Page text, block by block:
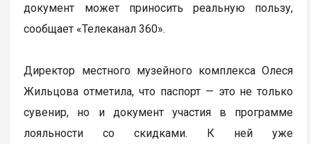
документ может приносить реальную пользу,
сообщает «Телеканал 360».
Директор местного музейного комплекса Олеся
Жильцова отметила, что паспорт — это не только
сувенир, но и документ участия в программе
лояльности со скидками. К ней уже